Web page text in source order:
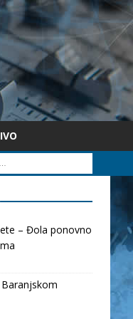
– Đola ponovno